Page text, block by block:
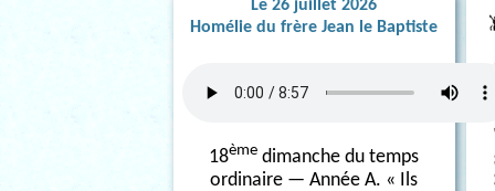
Le 26 juillet 2026
Homélie du frère Jean le Baptiste
18ème dimanche du temps
ordinaire — Année A. « Ils